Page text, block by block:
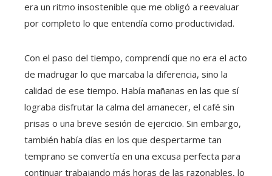
era un ritmo insostenible que me obligó a reevaluar
por completo lo que entendía como productividad.
Con el paso del tiempo, comprendí que no era el acto
de madrugar lo que marcaba la diferencia, sino la
calidad de ese tiempo. Había mañanas en las que sí
lograba disfrutar la calma del amanecer, el café sin
prisas o una breve sesión de ejercicio. Sin embargo,
también había días en los que despertarme tan
temprano se convertía en una excusa perfecta para
continuar trabajando más horas de las razonables, lo